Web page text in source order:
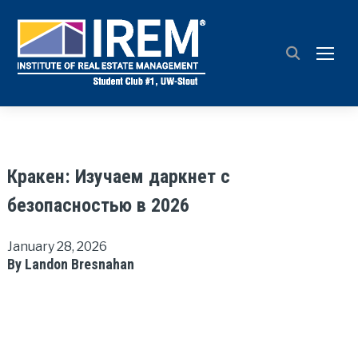
Кракен: Изучаем даркнет с
безопасностью в 2026
January 28, 2026
By Landon Bresnahan